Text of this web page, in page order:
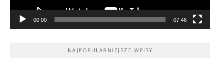
00:00 07:46
NAJPOPULARNIEJSZE WPISY